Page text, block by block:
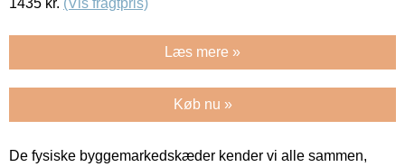
Læs mere »
Køb nu »
De fysiske byggemarkedskæder kender vi alle sammen,